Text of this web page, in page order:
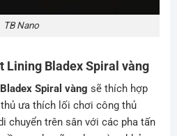
TB Nano
Lining Bladex Spiral vàng
Spiral vàng sẽ thích hợp
ưa thích lối chơi công thủ
chuyển trên sân với các pha tấn